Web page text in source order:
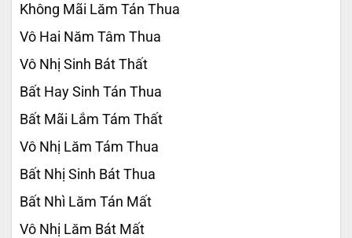
Không Mãi Lăm Tán Thua
Vô Hai Năm Tâm Thua
Vô Nhị Sinh Bát Thất
Bất Hay Sinh Tán Thua
Bất Mãi Lắm Tám Thất
Vô Nhị Lăm Tám Thua
Bất Nhị Sinh Bát Thua
Bất Nhì Lăm Tán Mất
Vô Nhị Lăm Bát Mất